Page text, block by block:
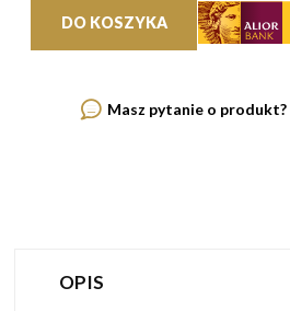
DO KOSZYKA
Masz pytanie o produkt?
OPIS